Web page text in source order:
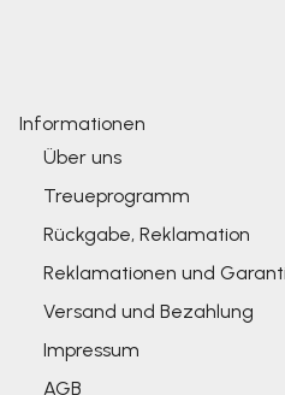
Informationen
Über uns
Treueprogramm
Rückgabe, Reklamation
Reklamationen und
Versand und Bezahlung
Impressum
AGB